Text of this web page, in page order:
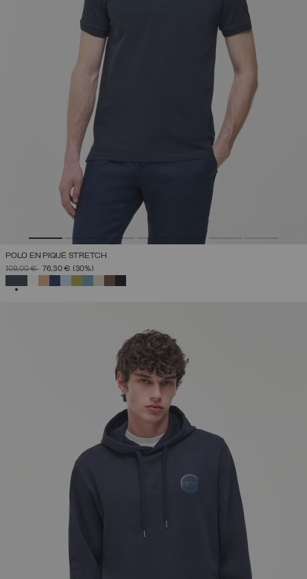
POLO EN PIQUÉ STRETCH
PRIX RÉDUIT DE
109,00 €À76,30 € (30%)